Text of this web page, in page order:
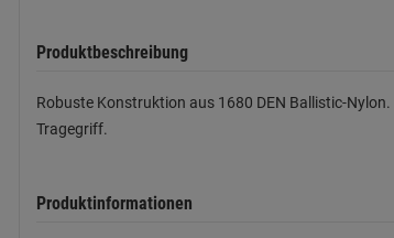
Produktbeschreibung
Robuste Konstruktion aus 1680 DEN Ballistic-
Tragegriff.
Produktinformationen